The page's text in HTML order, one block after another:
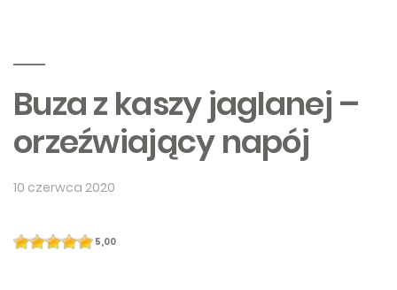
Buza z kaszy jaglanej –
orzeźwiający napój
10 czerwca 2020
5,00